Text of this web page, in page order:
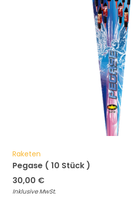
Raketen
Pegase ( 10 Stück )
30,00 €
Inklusive MwSt.